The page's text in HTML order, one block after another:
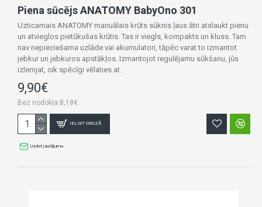
Piena sūcējs ANATOMY BabyOno 301
Uzticamais ANATOMY manuālais krūts sūknis ļaus ātri atslaukt pienu
un atvieglos pietūkušas krūtis. Tas ir viegls, kompakts un kluss. Tam
nav nepieciešama uzlāde vai akumulatori, tāpēc varat to izmantot
jebkur un jebkuros apstākļos. Izmantojot regulējamu sūkšanu, jūs
izlemjat, cik spēcīgi vēlaties at..
9,90€
Bez nodokļa:8,18€
IELIKT GROZĀ
Uzdot jautājumu